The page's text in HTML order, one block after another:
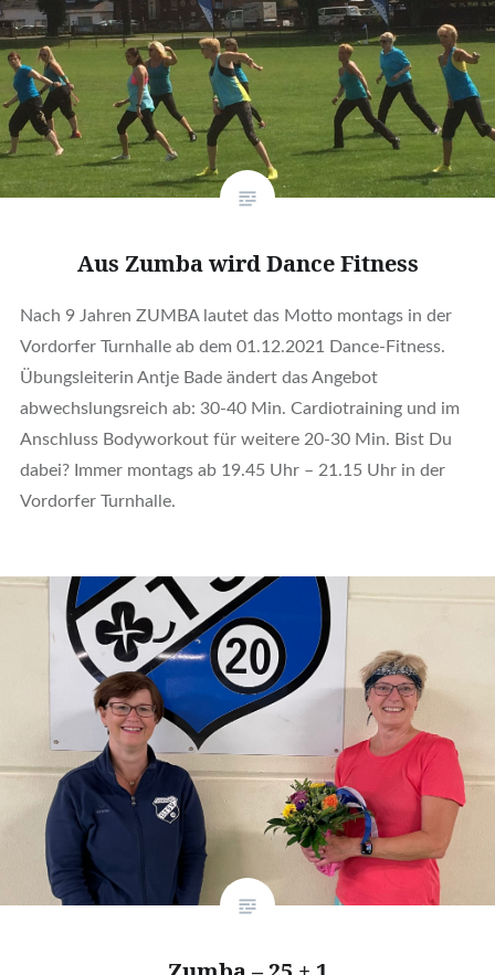
Aus Zumba wird Dance Fitness
Nach 9 Jahren ZUMBA lautet das Motto montags in der
Vordorfer Turnhalle ab dem 01.12.2021 Dance-Fitness.
Übungsleiterin Antje Bade ändert das Angebot
abwechslungsreich ab: 30-40 Min. Cardiotraining und im
Anschluss Bodyworkout für weitere 20-30 Min. Bist Du
dabei? Immer montags ab 19.45 Uhr – 21.15 Uhr in der
Vordorfer Turnhalle.